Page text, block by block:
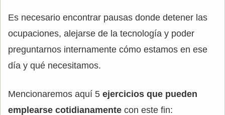
Es necesario encontrar pausas donde detener las
ocupaciones, alejarse de la tecnología y poder
preguntarnos internamente cómo estamos en ese
día y qué necesitamos.
Mencionaremos aquí 5 ejercicios que pueden
emplearse cotidianamente con este fin: